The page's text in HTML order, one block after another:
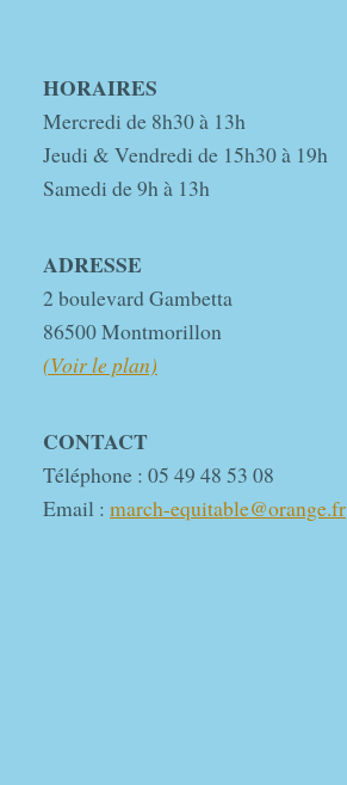
HORAIRES
Mercredi de 8h30 à 13h
Jeudi & Vendredi de 15h30 à 19h
Samedi de 9h à 13h
ADRESSE
2 boulevard Gambetta
86500 Montmorillon
(Voir le plan)
CONTACT
Téléphone : 05 49 48 53 08
Email : march-equitable@orange.fr